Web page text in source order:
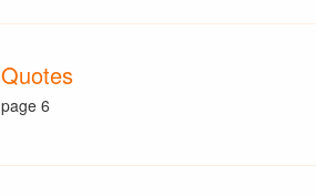
Quotes
page 6